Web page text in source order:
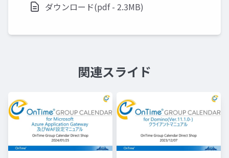
ダウンロード(pdf - 2.3MB)
関連スライド